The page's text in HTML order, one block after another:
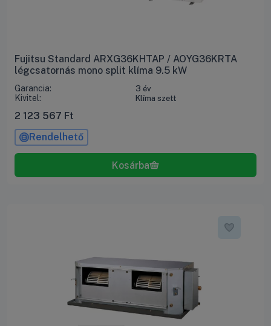
Fujitsu Standard ARXG36KHTAP / AOYG36KRTA
légcsatornás mono split klíma 9.5 kW
Garancia: 3 év
Kivitel: Klíma szett
2 123 567 Ft
Rendelhető